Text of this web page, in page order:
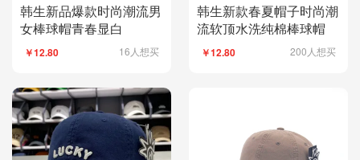
韩生新品爆款时尚潮流男
女棒球帽青春显白
￥12.80 16人想买
韩生新款春夏帽子时尚潮
流软顶水洗纯棉棒球帽
￥12.80 200人想买